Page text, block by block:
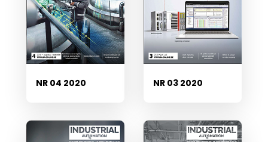
NR 04 2020 NR 03 2020